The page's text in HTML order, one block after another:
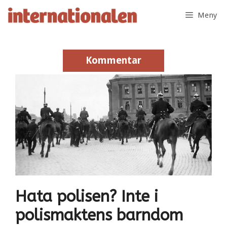
Hoppa
Meny
Kommentar
Kommentar
Hata polisen? Inte i
polismaktens barndom